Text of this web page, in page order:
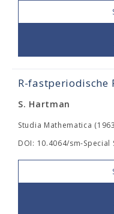
R-fastperiodische
S. Hartman
Studia Mathematica
DOI: 10.4064/sm-Special